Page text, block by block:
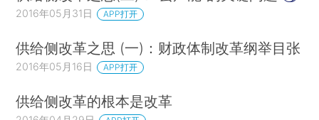
2016年05月31日 APP打开
供给侧改革之思 (一)：财政体制改革纲举目张
2016年05月16日 APP打开
供给侧改革的根本是改革